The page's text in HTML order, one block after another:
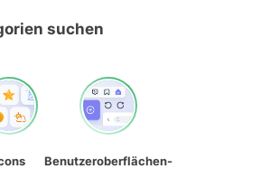
suchen
Benutzeroberflächen-